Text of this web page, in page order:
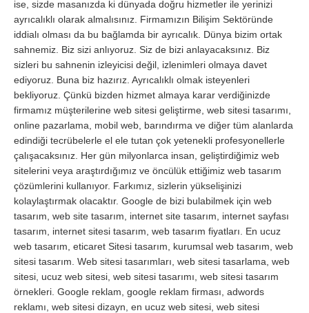
ise, sizde masanızda ki dünyada doğru hizmetler ile yerinizi
ayrıcalıklı olarak almalısınız. Firmamızın Bilişim Sektöründe
iddialı olması da bu bağlamda bir ayrıcalık. Dünya bizim ortak
sahnemiz. Biz sizi anlıyoruz. Siz de bizi anlayacaksınız. Biz
sizleri bu sahnenin izleyicisi değil, izlenimleri olmaya davet
ediyoruz. Buna biz hazırız. Ayrıcalıklı olmak isteyenleri
bekliyoruz. Çünkü bizden hizmet almaya karar verdiğinizde
firmamız müşterilerine web sitesi geliştirme, web sitesi tasarımı,
online pazarlama, mobil web, barındırma ve diğer tüm alanlarda
edindiği tecrübelerle el ele tutan çok yetenekli profesyonellerle
çalışacaksınız. Her gün milyonlarca insan, geliştirdiğimiz web
sitelerini veya araştırdığımız ve öncülük ettiğimiz web tasarım
çözümlerini kullanıyor. Farkımız, sizlerin yükselişinizi
kolaylaştırmak olacaktır. Google de bizi bulabilmek için web
tasarım, web site tasarım, internet site tasarım, internet sayfası
tasarım, internet sitesi tasarım, web tasarım fiyatları. En ucuz
web tasarım, eticaret Sitesi tasarım, kurumsal web tasarım, web
sitesi tasarım. Web sitesi tasarımları, web sitesi tasarlama, web
sitesi, ucuz web sitesi, web sitesi tasarımı, web sitesi tasarım
örnekleri. Google reklam, google reklam firması, adwords
reklamı, web sitesi dizayn, en ucuz web sitesi, web sitesi